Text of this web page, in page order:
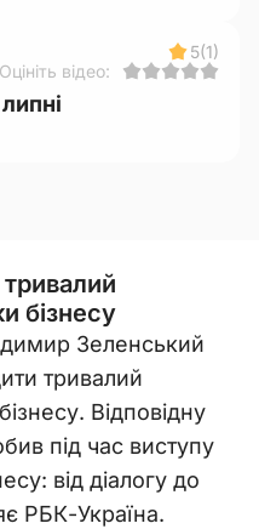
5(1)
Оцініть відео:
бізнесу
Зеленський
тривалий
Відповідну
під час виступу
від діалогу до
РБК-Україна.